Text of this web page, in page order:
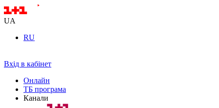
UA
RU
Вхід в кабінет
Онлайн
ТБ програма
Канали